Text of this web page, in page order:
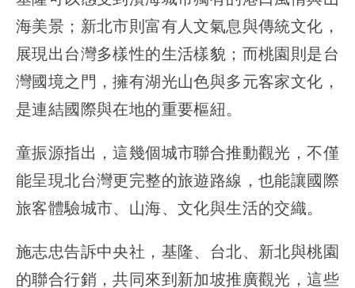
海美景；新北市則富有人文氣息與傳統文化，
展現出台灣多樣性的生活樣貌；而桃園則是台
灣國境之門，擁有湖光山色與多元客家文化，
是連結國際與在地的重要樞紐。
童振源指出，這幾個城市聯合推動觀光，不僅
能呈現北台灣更完整的旅遊路線，也能讓國際
旅客體驗城市、山海、文化與生活的交織。
施志忠告訴中央社，基隆、台北、新北與桃園
的聯合行銷，共同來到新加坡推廣觀光，這些